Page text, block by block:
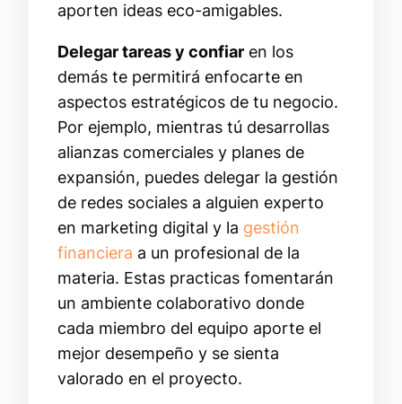
aporten ideas eco-amigables.
Delegar tareas y confiar en los
demás te permitirá enfocarte en
aspectos estratégicos de tu negocio.
Por ejemplo, mientras tú desarrollas
alianzas comerciales y planes de
expansión, puedes delegar la gestión
de redes sociales a alguien experto
en marketing digital y la gestión
financiera a un profesional de la
materia. Estas practicas fomentarán
un ambiente colaborativo donde
cada miembro del equipo aporte el
mejor desempeño y se sienta
valorado en el proyecto.